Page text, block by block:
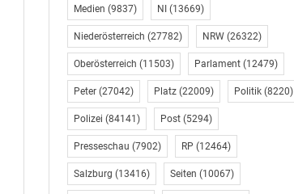
Medien (9837) NI (13669)
Niederösterreich (27782) NRW(26322)
Oberösterreich (11503) Parlament(12479)
Peter(27042) Platz(22009) Politik(8220)
Polizei (84141) Post(5294)
Presseschau (7902) RP (12464)
Salzburg (13416) Seiten (10067)